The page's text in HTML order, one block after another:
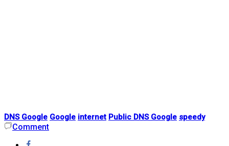
DNS Google Google internet Public DNS Google speedy
Comment